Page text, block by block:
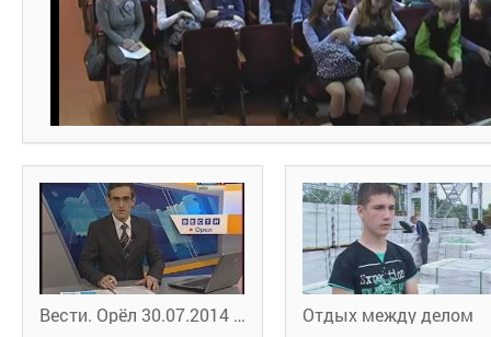
Вести. Орёл 30.07.2014 14:30 - брифинг Отдых между делом